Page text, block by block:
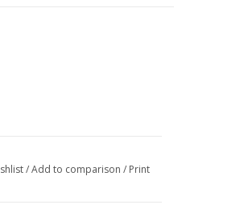
/Add to comparison / Print